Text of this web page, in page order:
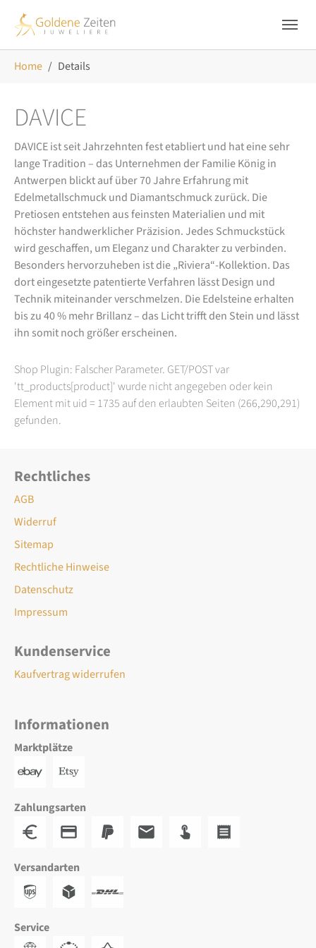
Home Details
DAVICE
DAVICE ist seit Jahrzehnten fest etabliert und hat eine sehr
lange Tradition – das Unternehmen der Familie König in
Antwerpen blickt auf über 70 Jahre Erfahrung mit
Edelmetallschmuck und Diamantschmuck zurück. Die
Pretiosen entstehen aus feinsten Materialien und mit
höchster handwerklicher Präzision. Jedes Schmuckstück
wird geschaffen, um Eleganz und Charakter zu verbinden.
Besonders hervorzuheben ist die „Riviera“-Kollektion. Das
dort eingesetzte patentierte Verfahren lässt Design und
Technik miteinander verschmelzen. Die Edelsteine erhalten
bis zu 40 % mehr Brillanz – das Licht trifft den Stein und lässt
ihn somit noch größer erscheinen.
Shop Plugin: Falscher Parameter. GET/POST var
'tt_products[product]' wurde nicht angegeben oder kein
Element mit uid = 1735 auf den erlaubten Seiten (266,290,291)
gefunden.
Rechtliches
AGB
Widerruf
Sitemap
Rechtliche Hinweise
Datenschutz
Impressum
Kundenservice
Kaufvertrag widerrufen
Informationen
Marktplätze
Zahlungsarten
Versandarten
Service